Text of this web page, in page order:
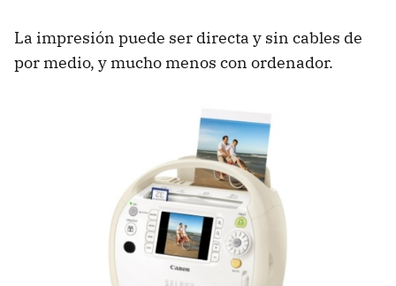
La impresión puede ser directa y sin cables de
por medio, y mucho menos con ordenador.